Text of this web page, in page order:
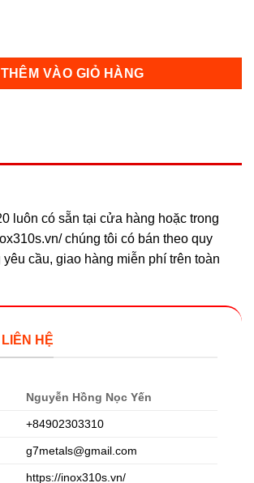
số lượng
THÊM VÀO GIỎ HÀNG
luôn có sẵn tại cửa hàng hoặc trong
chúng tôi có bán theo quy
cầu, giao hàng miễn phí trên toàn
HỆ
Nguyễn Hồng Nọc Yến
+84902303310
g7metals@gmail.com
https://inox310s.vn/